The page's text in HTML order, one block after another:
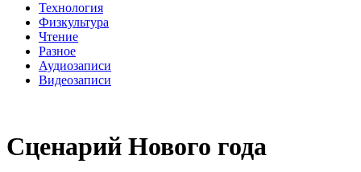
Технология
Физкультура
Чтение
Разное
Аудиозаписи
Видеозаписи
Сценарий Нового года